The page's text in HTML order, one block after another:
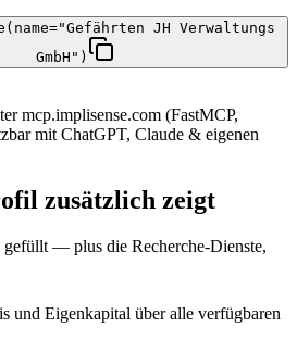
JH Verwaltungs
GmbH")
mcp.implisense.com (FastMCP,
mit ChatGPT, Claude & eigenen
zusätzlich zeigt
gefüllt — plus die Recherche-Dienste,
und Eigenkapital über alle verfügbaren